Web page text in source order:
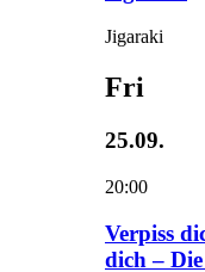
Jigaraki
Fri
25.09.
20:00
Verpiss
dich –